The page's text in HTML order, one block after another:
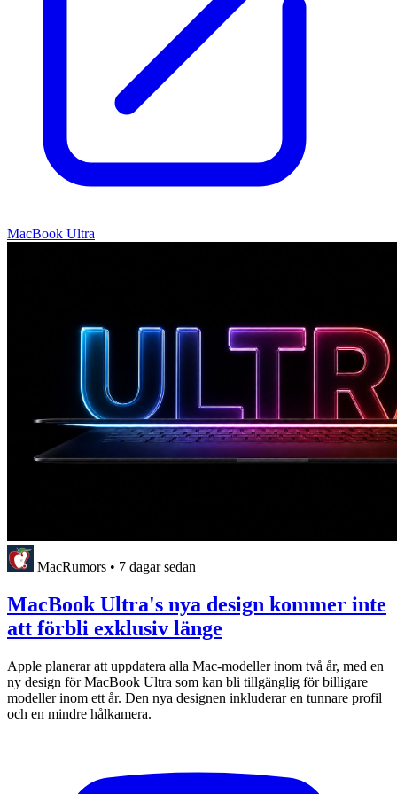
MacBook Ultra
MacRumors • 7 dagar sedan
MacBook Ultra's nya design kommer inte
att förbli exklusiv länge
Apple planerar att uppdatera alla Mac-modeller inom två år, med en
ny design för MacBook Ultra som kan bli tillgänglig för billigare
modeller inom ett år. Den nya designen inkluderar en tunnare profil
och en mindre hålkamera.